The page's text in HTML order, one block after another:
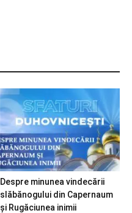
Despre minunea vindecării
slăbănogului din Capernaum
și Rugăciunea inimii